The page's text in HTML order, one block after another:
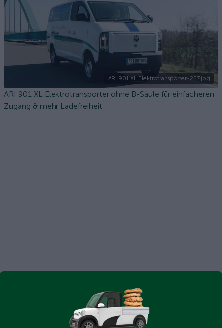
ARI 901 XL Elektrotransporter-227.jpg
ARI 901 XL Elektrotransporter ohne B-Säule für einfacheren
Zugang & mehr Ladefreiheit